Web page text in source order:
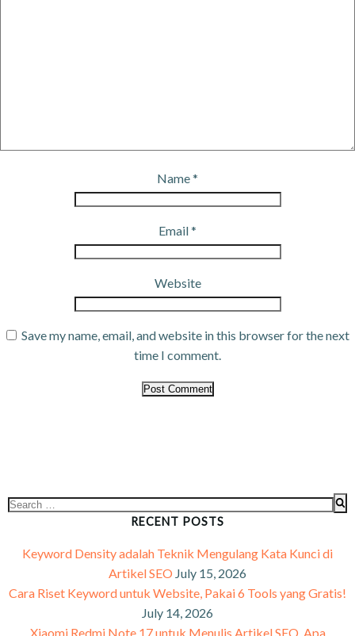
Name*
Email*
Website
Save my name, email, and website in this browser for the next
time I comment.
RECENT POSTS
Keyword Density adalah Teknik Mengulang Kata Kunci di
Artikel SEO July 15, 2026
Cara Riset Keyword untuk Website, Pakai 6 Tools yang Gratis!
July 14, 2026
Xiaomi Redmi Note 17 untuk Menulis Artikel SEO, Apa